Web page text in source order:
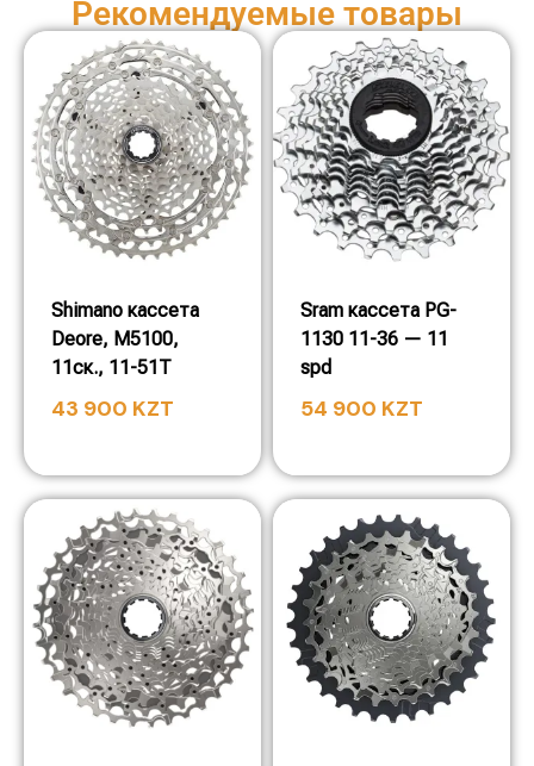
Рекомендуемые товары
Shimano кассета
Deore, M5100,
11ск., 11-51T
43 900 KZT
Sram кассета PG-
1130 11-36 — 11
spd
54 900 KZT